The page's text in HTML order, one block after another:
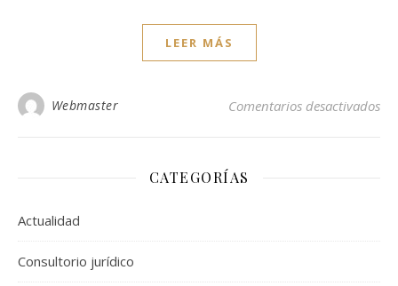
LEER MÁS
Webmaster Comentarios desactivadosen
CATEGORÍAS
Actualidad
Consultorio jurídico